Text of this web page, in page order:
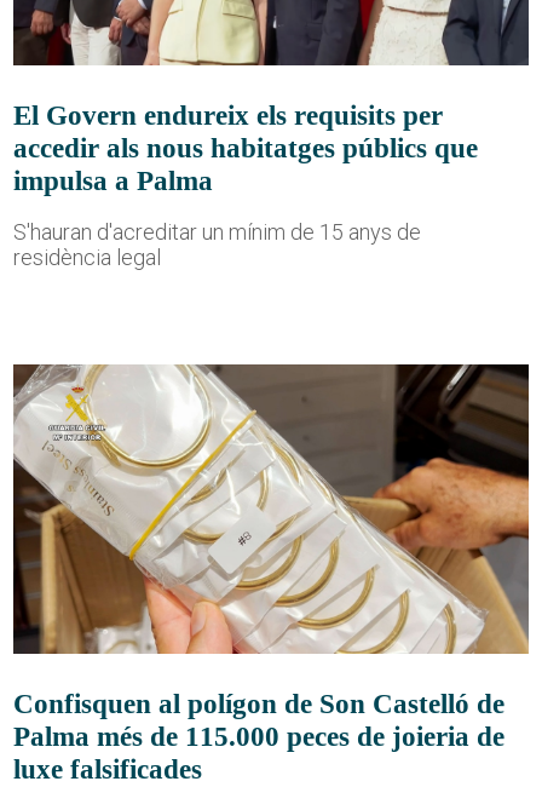
El Govern endureix els requisits per
accedir als nous habitatges públics que
impulsa a Palma
S'hauran d'acreditar un mínim de 15 anys de
residència legal
Confisquen al polígon de Son Castelló de
Palma més de 115.000 peces de joieria de
luxe falsificades